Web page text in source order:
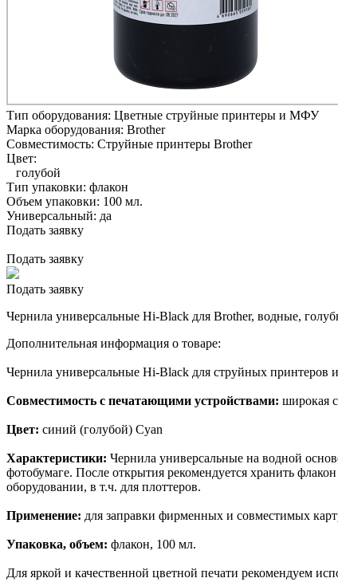
Тип оборудования: Цветные струйные принтеры и МФУ
Марка оборудования: Brother
Совместимость: Струйные принтеры Brother
Цвет:
голубой
Тип упаковки: флакон
Объем упаковки: 100 мл.
Универсальный: да
Подать заявку
Подать заявку
Подать заявку
Чернила универсальные Hi-Black для Brother, водные,
Дополнительная информация о товаре:
Чернила универсальные Hi-Black для струйных
Совместимость с печатающими устройствами: широкая
Цвет: синий (голубой) Cyan
Характеристики: Чернила универсальные на водной
фотобумаге. После открытия рекомендуется хранить
оборудовании, в т.ч. для плоттеров.
Применение: для заправки фирменных и совместимых
Упаковка, объем: флакон, 100 мл.
Для яркой и качественной цветной печати рекомендуем